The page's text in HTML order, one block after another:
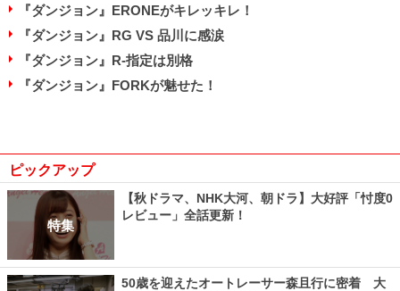
『ダンジョン』ERONEがキレッキレ！
『ダンジョン』RG VS 品川に感涙
『ダンジョン』R-指定は別格
『ダンジョン』FORKが魅せた！
ピックアップ
特集
【秋ドラマ、NHK大河、朝ドラ】大好評「忖度0
レビュー」全話更新！
50歳を迎えたオートレーサー森且行に密着 大